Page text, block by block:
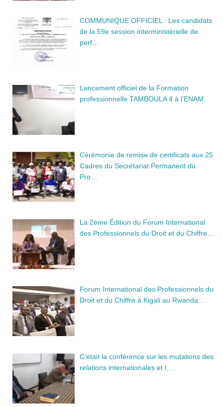
COMMUNIQUE OFFICIEL : Les candidats
de la 59e session interministérielle de
perf…
Lancement officiel de la Formation
professionnelle TAMBOULA 4 à l’ENAM.
Cérémonie de remise de certificats aux 25
Cadres du Secrétariat Permanent du
Pro…
La 2ème Édition du Forum International
des Professionnels du Droit et du Chiffre…
Forum International des Professionnels du
Droit et du Chiffre à Kigali au Rwanda…
C’était la conférence sur les mutations des
relations internationales et l…